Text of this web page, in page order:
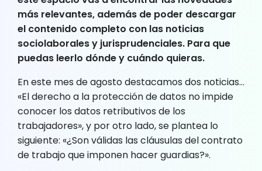
más relevantes, además de poder descargar
el contenido completo con las noticias
sociolaborales y jurisprudenciales. Para que
puedas leerlo dónde y cuándo quieras.
En este mes de agosto destacamos dos noticias…
«El derecho a la protección de datos no impide
conocer los datos retributivos de los
trabajadores», y por otro lado, se plantea lo
siguiente: «¿Son válidas las cláusulas del contrato
de trabajo que imponen hacer guardias?».